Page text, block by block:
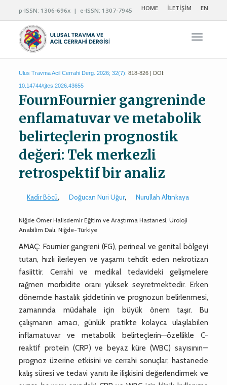
p-ISSN: 1306-696x | e-ISSN: 1307-7945 HOME İLETİŞİM EN
Ulus Travma Acil Cerrahi Derg. 2026; 32(7): 818-826 | DOI:
10.14744/tjtes.2026.43655
FournFournier gangreninde
enflamatuvar ve metabolik
belirteçlerin prognostik
değeri: Tek merkezli
retrospektif bir analiz
Kadir Böcü, Doğucan Nuri Uğur, Nurullah Altınkaya
Niğde Ömer Halisdemir Eğitim ve Araştırma Hastanesi, Üroloji
Anabilim Dalı, Niğde-Türkiye
AMAÇ: Fournier gangreni (FG), perineal ve genital bölgeyi
tutan, hızlı ilerleyen ve yaşamı tehdit eden nekrotizan
fasiittir. Cerrahi ve medikal tedavideki gelişmelere
rağmen morbidite oranı yüksek seyretmektedir. Erken
dönemde hastalık şiddetinin ve prognozun belirlenmesi,
zamanında müdahale için büyük önem taşır. Bu
çalışmanın amacı, günlük pratikte kolayca ulaşılabilen
inflamatuvar ve metabolik belirteçlerin—özellikle C-
reaktif protein (CRP) ve beyaz küre (WBC) sayısının—
prognoz üzerine etkisini ve cerrahi sonuçlar, hastanede
kalış süresi ve tedavi yanıtı ile ilişkisini değerlendirmek ve